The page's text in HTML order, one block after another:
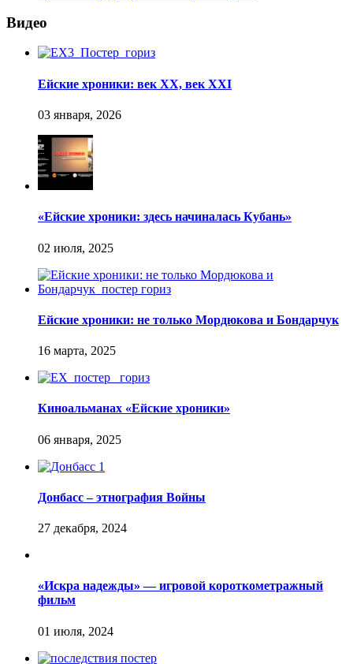
Видео
Ейские хроники: век XX, век XXI
«Ейские хроники: здесь начиналась Кубань»
Ейские хроники: не только Мордюкова и Бондарчук
Киноальманах «Ейские хроники»
Донбасс – этнография Войны
«Искра надежды» — игровой короткометражный
фильм